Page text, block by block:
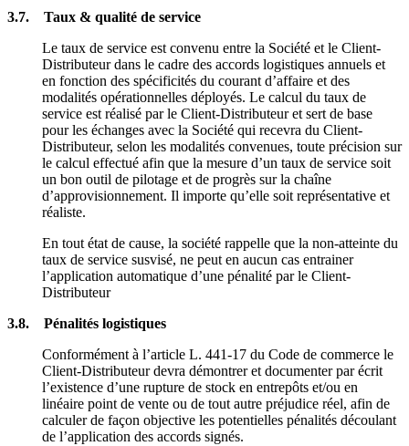
3.7. Taux & qualité de service
Le taux de service est convenu entre la Société et le Client-
Distributeur dans le cadre des accords logistiques annuels et
en fonction des spécificités du courant d’affaire et des
modalités opérationnelles déployés. Le calcul du taux de
service est réalisé par le Client-Distributeur et sert de base
pour les échanges avec la Société qui recevra du Client-
Distributeur, selon les modalités convenues, toute précision sur
le calcul effectué afin que la mesure d’un taux de service soit
un bon outil de pilotage et de progrès sur la chaîne
d’approvisionnement. Il importe qu’elle soit représentative et
réaliste.
En tout état de cause, la société rappelle que la non-atteinte du
taux de service susvisé, ne peut en aucun cas entrainer
l’application automatique d’une pénalité par le Client-
Distributeur
3.8. Pénalités logistiques
Conformément à l’article L. 441-17 du Code de commerce le
Client-Distributeur devra démontrer et documenter par écrit
l’existence d’une rupture de stock en entrepôts et/ou en
linéaire point de vente ou de tout autre préjudice réel, afin de
calculer de façon objective les potentielles pénalités découlant
de l’application des accords signés.